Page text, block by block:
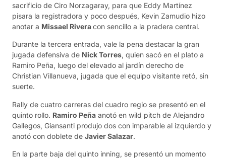
sacrificio de Ciro Norzagaray, para que Eddy Martínez
pisara la registradora y poco después, Kevin Zamudio hizo
anotar a Missael Riveracon sencillo a la pradera central.
Durante la tercera entrada, vale la pena destacar la gran
jugada defensiva de Nick Torres, quien sacó en el plato a
Ramiro Peña, luego del elevado al jardín derecho de
Christian Villanueva, jugada que el equipo visitante retó, sin
suerte.
Rally de cuatro carreras del cuadro regio se presentó en el
quinto rollo. Ramiro Peña anotó en wild pitch de Alejandro
Gallegos, Giansanti produjo dos con imparable al izquierdo y
anotó con doblete de Javier Salazar.
En la parte baja del quinto inning, se presentó un momento